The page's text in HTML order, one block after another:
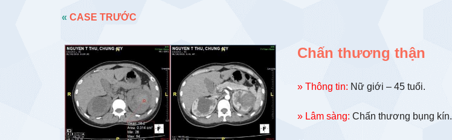
« CASE TRƯỚC
Chấn thương thận
» Thông tin: Nữ giới – 45 tuổi.
» Lâm sàng: Chấn thương bụng kín.